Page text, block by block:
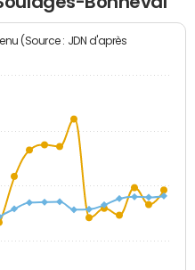
(Source : JDN d'après